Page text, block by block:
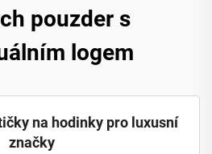
pouzder s
logem
na hodinky pro luxusní
značky